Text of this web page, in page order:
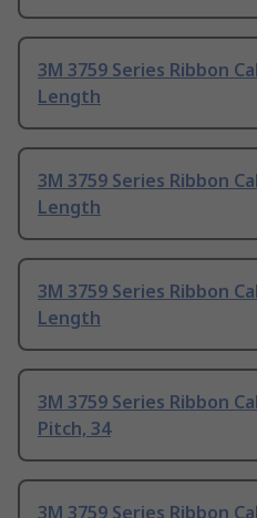
3M 3759 Series Ribbon
Length
3M 3759 Series Ribbon
Length
3M 3759 Series Ribbon
Length
3M 3759 Series Ribbon
Pitch, 34
3M 3759 Series Ribbon